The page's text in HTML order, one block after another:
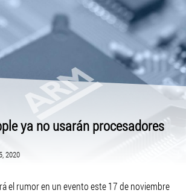
ya no usarán procesadores
2020
el rumor en un evento este 17 de noviembre
HOME
IR A